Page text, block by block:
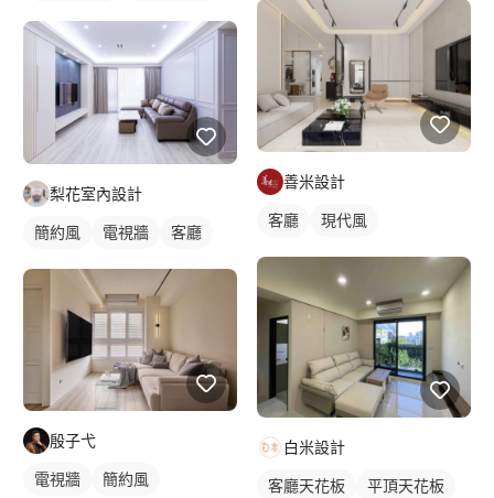
梨花室內設計
簡約風 電視牆 客廳
殷子弋
電視牆 簡約風
善米設計
客廳 現代風
白米設計
客廳天花板 平頂天花板